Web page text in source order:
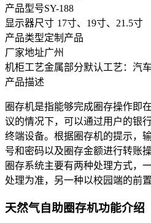
产品型号SY-188
显示器尺寸 17寸、19寸、21.5寸
产品类型定制产品
厂家地址广州
机柜工艺金属部分默认工艺：汽
产品描述
圈存机是指能够完成圈存操作即
议的情况下，可以通过用户的银
终端设备。根据圈存机的提示，
号和密码以及圈存金额进行转账
圈存系统主要有两种处理方式，
处理为准，另一种以校园端的前
天然气自助圈存机功能介绍